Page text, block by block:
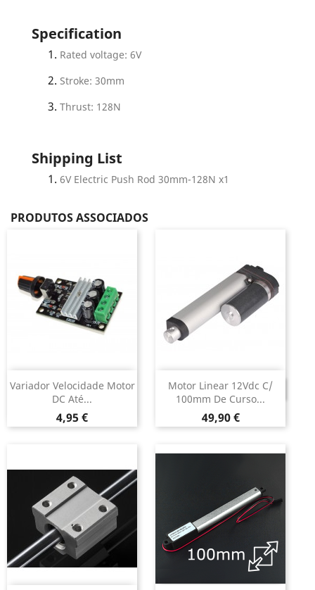
Specification
Rated voltage: 6V
Stroke: 30mm
Thrust: 128N
Shipping List
6V Electric Push Rod 30mm-128N x1
PRODUTOS ASSOCIADOS
Variador Velocidade Motor
DC Até...
Preço
4,95 €
Motor Linear 12Vdc C/
100mm De Curso...
Preço
49,90 €
DESCONTINUADO